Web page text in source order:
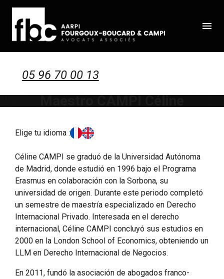
menu
05 96 70 00 13
Maestro CAMPI Céline
Elige tu idioma :
Céline CAMPI se graduó de la Universidad Autónoma
de Madrid, donde estudió en 1996 bajo el Programa
Erasmus en colaboración con la Sorbona, su
universidad de origen. Durante este periodo completó
un semestre de maestría especializado en Derecho
Internacional Privado. Interesada en el derecho
internacional, Céline CAMPI concluyó sus estudios en
2000 en la London School of Economics, obteniendo un
LLM en Derecho Internacional de Negocios.
En 2011, fundó la asociación de abogados franco-
Panneau de gestion des cookies